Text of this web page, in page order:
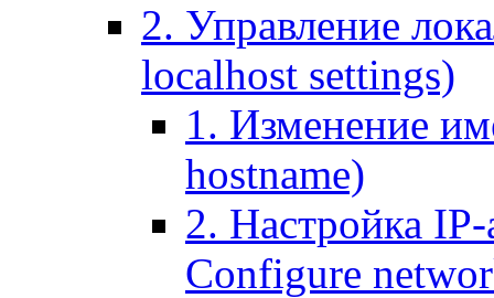
2. Управление
localhost settings)
1. Изменение
hostname)
2. Настройка IP-
Configure